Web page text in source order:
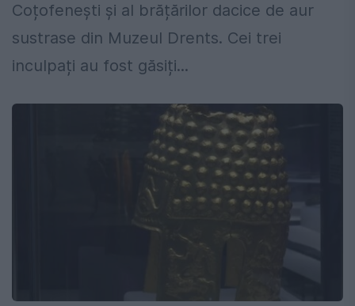
Coțofenești și al brățărilor dacice de aur
sustrase din Muzeul Drents. Cei trei
inculpați au fost găsiți...